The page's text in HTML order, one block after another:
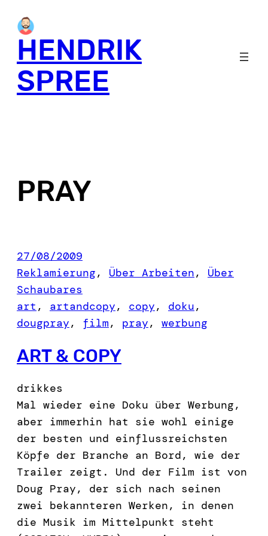
content
HENDRIK
SPREE
PRAY
27/08/2009
Reklamierung, Über Arbeiten, Über
Schaubares
art , artandcopy, copy, doku
dougpray, film, pray, werbung
ART & COPY
drikkes
Mal wieder eine Doku über Werbung,
aber immerhin hat sie wohl einige
der besten und einflussreichsten
Köpfe der Branche an Bord, wie der
Trailer zeigt. Und der Film ist von
Doug Pray, der sich nach seinen
zwei bekannteren Werken, in denen
die Musik im Mittelpunkt steht